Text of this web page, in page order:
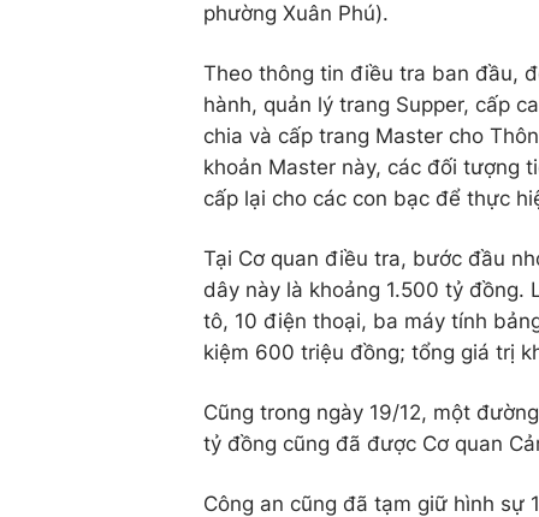
phường Xuân Phú).
Theo thông tin điều tra ban đầu,
hành, quản lý trang Supper, cấp
chia và cấp trang Master cho
khoản Master này, các đối tượng
cấp lại cho các con bạc để thực
Tại Cơ quan điều tra, bước đầu
dây này là khoảng 1.500 tỷ đồng.
tô, 10 điện thoại, ba máy tính
kiệm 600 triệu đồng; tổng giá trị
Cũng trong ngày 19/12, một
tỷ đồng cũng đã được Cơ quan
Công an cũng đã tạm giữ hình sự